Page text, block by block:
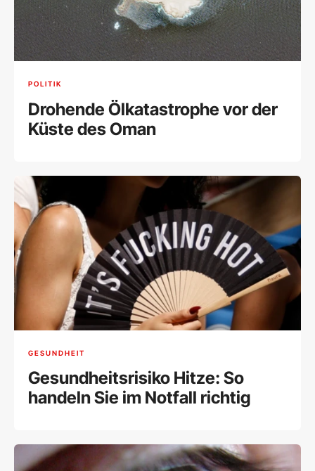
POLITIK
Drohende Ölkatastrophe vor der
Küste des Oman
GESUNDHEIT
Gesundheitsrisiko Hitze: So
handeln Sie im Notfall richtig